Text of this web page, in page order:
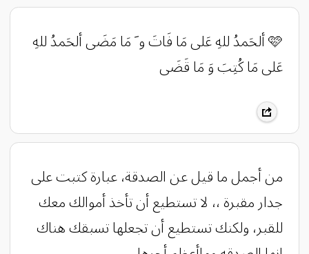
🩷 ألحَمدُ للهِ عَلى مَا فَاتَ و َ مَا مَضَى ألحَمدُ للهِ
عَلى مَا كُتِبَ وَ مَا قَضَى
من أجمل ما قيل عن الصدقة، عبارة كتبت على
جدار مقبرة ،، لا تستطيع أن تأخذ أموالك معك
للقبر، ولكنك تستطيع أن تجعلها تسبقك هناك